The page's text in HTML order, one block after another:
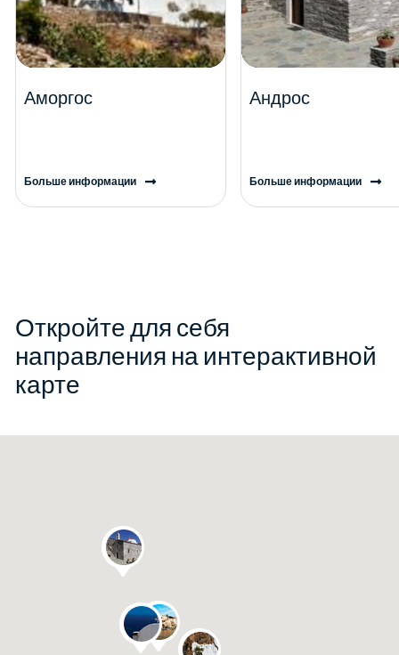
Аморгос
Больше информации
Андрос
Больше информации
Откройте для себя
направления на интерактивной
карте